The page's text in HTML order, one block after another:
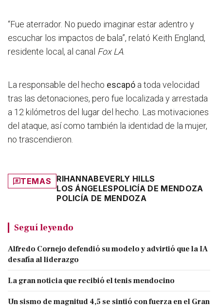
“Fue aterrador. No puedo imaginar estar adentro y
escuchar los impactos de bala”, relató Keith England,
residente local, al canal Fox LA
La responsable del hecho escapó a toda velocidad
tras las detonaciones, pero fue localizada y arrestada
a 12 kilómetros del lugar del hecho. Las motivaciones
del ataque, así como también la identidad de la mujer,
no trascendieron.
TEMAS RIHANNABEVERLY HILLS
LOS ÁNGELESPOLICÍA DE MENDOZA
POLICÍA DE MENDOZA
Seguí leyendo
Alfredo Cornejo defendió su modelo y advirtió que la IA
desafía al liderazgo
La gran noticia que recibió el tenis mendocino
Un sismo de magnitud 4,5 se sintió con fuerza en el Gran